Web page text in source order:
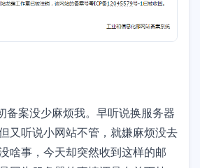
备案没少麻烦我。早听说换服务器
又听说小网站不管，就嫌麻烦没去
啥事，今天却突然收到这样的邮